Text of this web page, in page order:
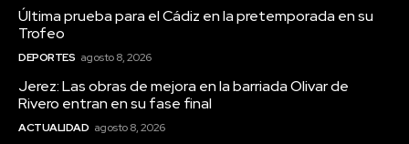
Última prueba para el Cádiz en la pretemporada en su
Trofeo
DEPORTES agosto 8, 2026
Jerez: Las obras de mejora en la barriada Olivar de
Rivero entran en su fase final
ACTUALIDAD agosto 8, 2026